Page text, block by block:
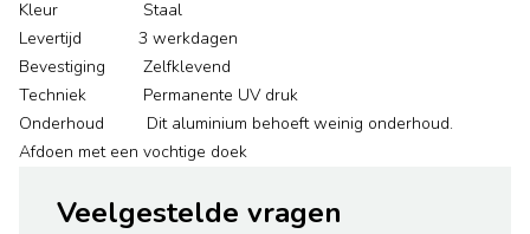
Kleur Staal
Levertijd 3 werkdagen
Bevestiging Zelfklevend
Techniek Permanente UV druk
Onderhoud Dit aluminium behoeft weinig onderhoud.
Afdoen met een vochtige doek
Veelgestelde vragen